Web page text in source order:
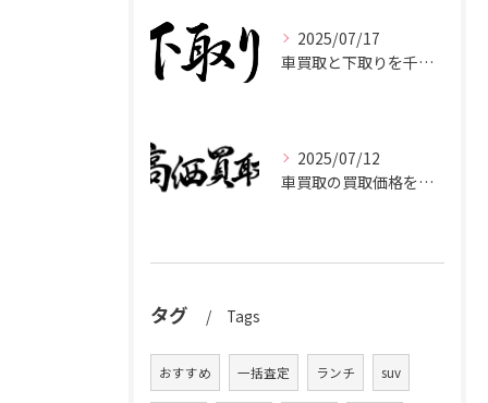
2025/07/17
車買取と下取りを千葉県市原市で賢く使い分けて高く売るコツ
2025/07/12
車買取の買取価格を千葉県市原市で高くするための業者選びと査定比較ポイント
タグ Tags
おすすめ 一括査定 ランチ suv